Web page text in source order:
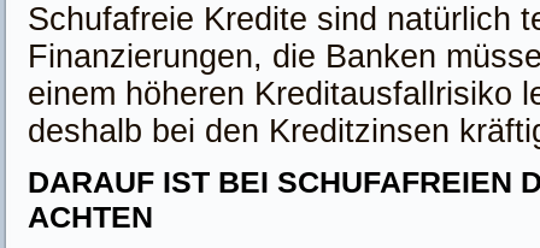
Schufafreie Kredite sind natürlich
Finanzierungen, die Banken
einem höheren Kreditausfallrisiko
deshalb bei den Kreditzinsen
DARAUF IST BEI SCHUFAFREIEN
ACHTEN